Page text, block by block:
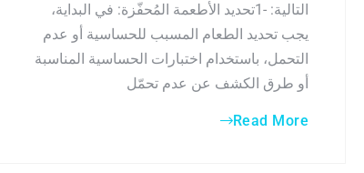
التالية: -1تحديد الأطعمة المُحفّزة: في البداية،
يجب تحديد الطعام المسبب للحساسية أو عدم
التحمل، باستخدام اختبارات الحساسية المناسبة
أو طرق الكشف عن عدم تحمّل
Read More